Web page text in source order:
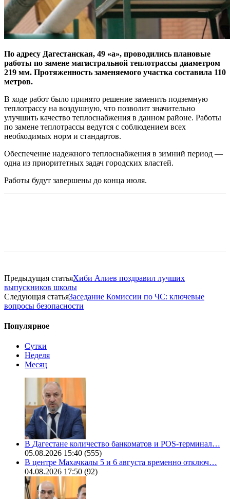
По адресу Дагестанская, 49 «а», проводились плановые
работы по замене магистральной теплотрассы диаметром
219 мм. Протяженность заменяемого участка составила 110
метров.
В ходе работ было принято решение заменить подземную
теплотрассу на воздушную, что позволит значительно
улучшить качество теплоснабжения в данном районе. Работы
по замене теплотрассы ведутся с соблюдением всех
необходимых норм и стандартов.
Обеспечение надежного теплоснабжения в зимний период —
одна из приоритетных задач городских властей.
Работы будут завершены до конца июля.
Предыдущая статьяХиби Алиев поздравил лучших
выпускников школы
Следующая статьяЗаседание Комиссии по ЧС: ключевые
вопросы безопасности
Популярное
Сутки
Неделя
Месяц
В Дагестане количество банкоматов и POS-терминал…
05.08.2026 15:40 (555)
В центре Махачкалы 5 и 6 августа временно отключ…
04.08.2026 17:50 (92)